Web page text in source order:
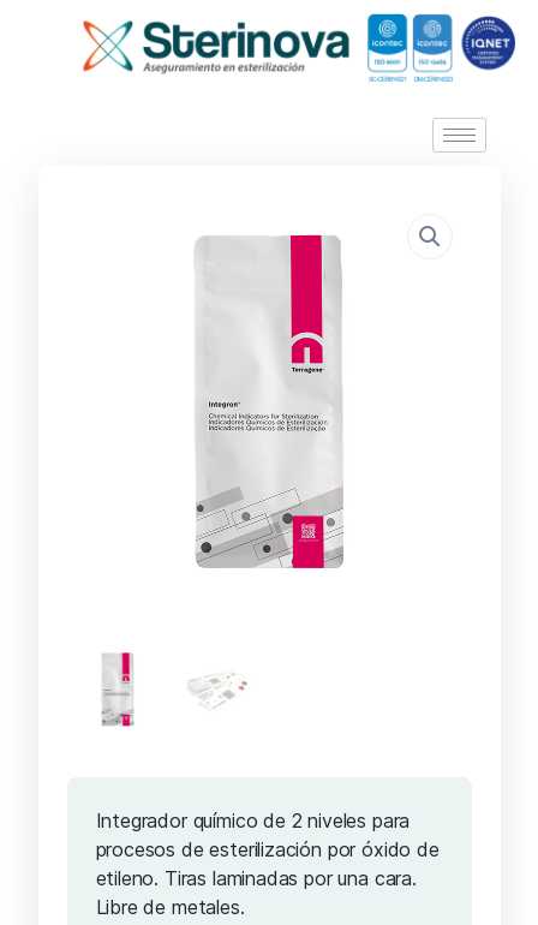
Integrador químico de 2 niveles para
procesos de esterilización por óxido de
etileno. Tiras laminadas por una cara.
Libre de metales.